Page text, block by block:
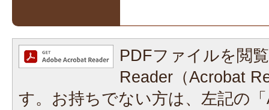
PDFファイルを閲
Reader（Acrobat
す。お持ちでない方は、左記の